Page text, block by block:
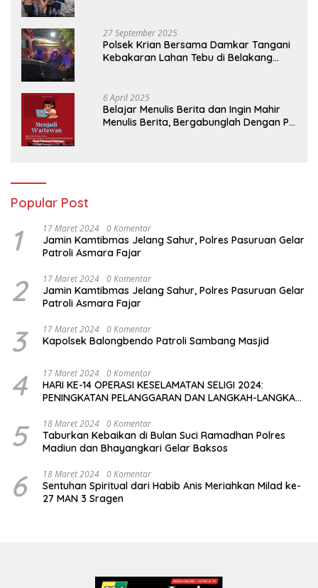
27 September 2025
Polsek Krian Bersama Damkar Tangani
Kebakaran Lahan Tebu di Belakang
6 April 2025
Belajar Menulis Berita dan Ingin Mahir
Menulis Berita, Bergabunglah Dengan PT
Popular Post
1 17 Maret 2024 0 Komentar
Jamin Kamtibmas Jelang Sahur, Polres Pasuruan Gelar
Patroli Asmara Fajar
2 17 Maret 2024 0 Komentar
Jamin Kamtibmas Jelang Sahur, Polres Pasuruan Gelar
Patroli Asmara Fajar
3 17 Maret 2024 0 Komentar
Kapolsek Balongbendo Patroli Sambang Masjid
4 17 Maret 2024 0 Komentar
HARI KE-14 OPERASI KESELAMATAN SELIGI 2024:
PENINGKATAN PELANGGARAN DAN LANGKAH-LANGKAH
5 18 Maret 2024 0 Komentar
Taburkan Kebaikan di Bulan Suci Ramadhan Polres
Madiun dan Bhayangkari Gelar Baksos
6 18 Maret 2024 0 Komentar
Sentuhan Spiritual dari Habib Anis Meriahkan Milad ke-
27 MAN 3 Sragen